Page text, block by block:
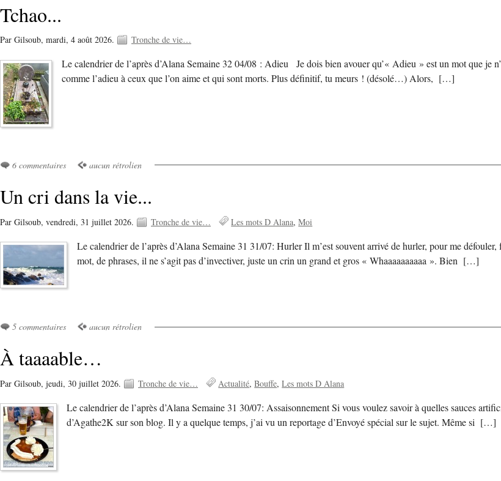
Tchao...
Par Gilsoub, mardi, 4 août 2026. Tronche de vie…
Le calendrier de l’après d’Alana Semaine 32 04/08 : Adieu Je dois bien avouer qu’« Adieu » est un mot que je
comme l’adieu à ceux que l’on aime et qui sont morts. Plus définitif, tu meurs ! (désolé…) Alors, […]
6 commentaires aucun rétrolien
Un cri dans la vie...
Par Gilsoub, vendredi, 31 juillet 2026. Tronche de vie… Les mots D Alana Moi
Le calendrier de l’après d’Alana Semaine 31 31/07: Hurler Il m’est souvent arrivé de hurler, pour me
mot, de phrases, il ne s’agit pas d’invectiver, juste un crin un grand et gros « Whaaaaaaaaaa ». Bien […]
5 commentaires aucun rétrolien
À taaaable…
Par Gilsoub, jeudi, 30 juillet 2026. Tronche de vie… Actualité Bouffe Les mots D Alana
Le calendrier de l’après d’Alana Semaine 31 30/07: Assaisonnement Si vous voulez savoir à quelles sauces
d’Agathe2K sur son blog. Il y a quelque temps, j’ai vu un reportage d’Envoyé spécial sur le sujet. Même si […]